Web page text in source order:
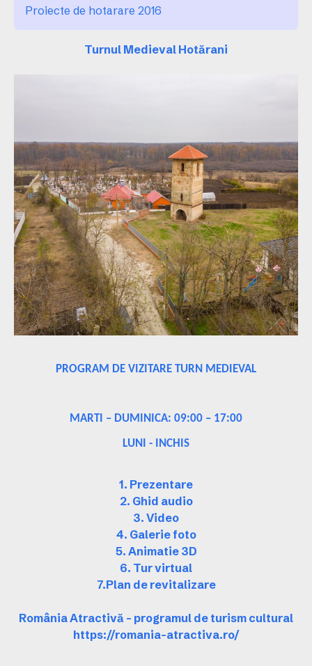
Proiecte de hotarare 2016
Turnul Medieval Hotărani
PROGRAM DE VIZITARE TURN MEDIEVAL
MARTI – DUMINICA: 09:00 – 17:00
LUNI - INCHIS
1. Prezentare
2. Ghid audio
3. Video
4. Galerie foto
5. Animatie 3D
6. Tur virtual
7.Plan de revitalizare
România Atractivă – programul de turism cultural
https://romania-atractiva.ro/